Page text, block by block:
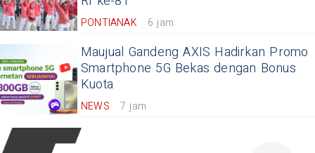
PONTIANAK 6 jam
Maujual Gandeng AXIS Hadirkan Promo
Smartphone 5G Bekas dengan Bonus
Kuota
NEWS 7 jam